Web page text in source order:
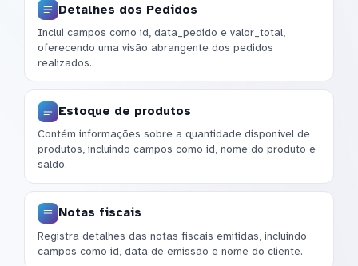
Detalhes dos Pedidos
Inclui campos como id, data_pedido e valor_total,
oferecendo uma visão abrangente dos pedidos
realizados.
Estoque de produtos
Contém informações sobre a quantidade disponível de
produtos, incluindo campos como id, nome do produto e
saldo.
Notas fiscais
Registra detalhes das notas fiscais emitidas, incluindo
campos como id, data de emissão e nome do cliente.